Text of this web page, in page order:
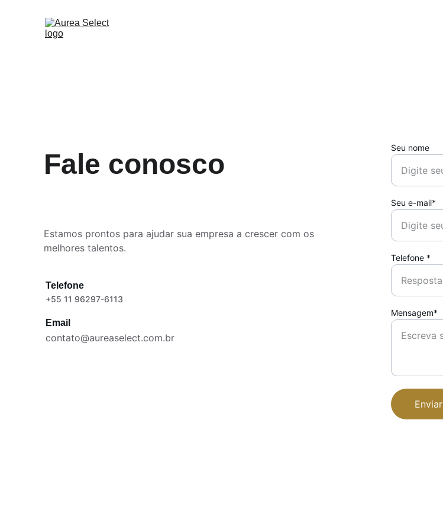
Fale conosco
Estamos prontos para ajudar sua empresa a crescer com os
melhores talentos.
Telefone
+55 11 96297-6113
Email
contato@aureaselect.com.br
Seu nome
Seu e-mail*
Telefone *
Mensagem*
Enviar